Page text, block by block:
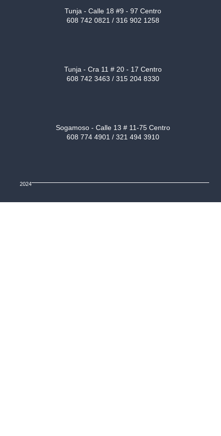
Tunja - Calle 18 #9 - 97 Centro
608 742 0821 / 316 902 1258
Tunja - Cra 11 # 20 - 17 Centro
608 742 3463 / 315 204 8330
Sogamoso - Calle 13 # 11-75 Centro
608 774 4901 / 321 494 3910
2024